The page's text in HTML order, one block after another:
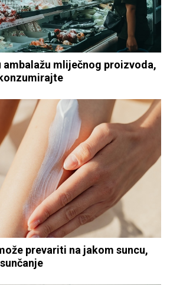
mliječnog proizvoda,
prevariti na jakom suncu,